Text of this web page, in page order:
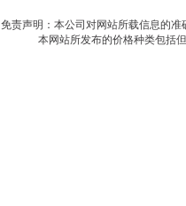
免责声明：本公司对网站所载信息的
本网站所发布的价格种类包括